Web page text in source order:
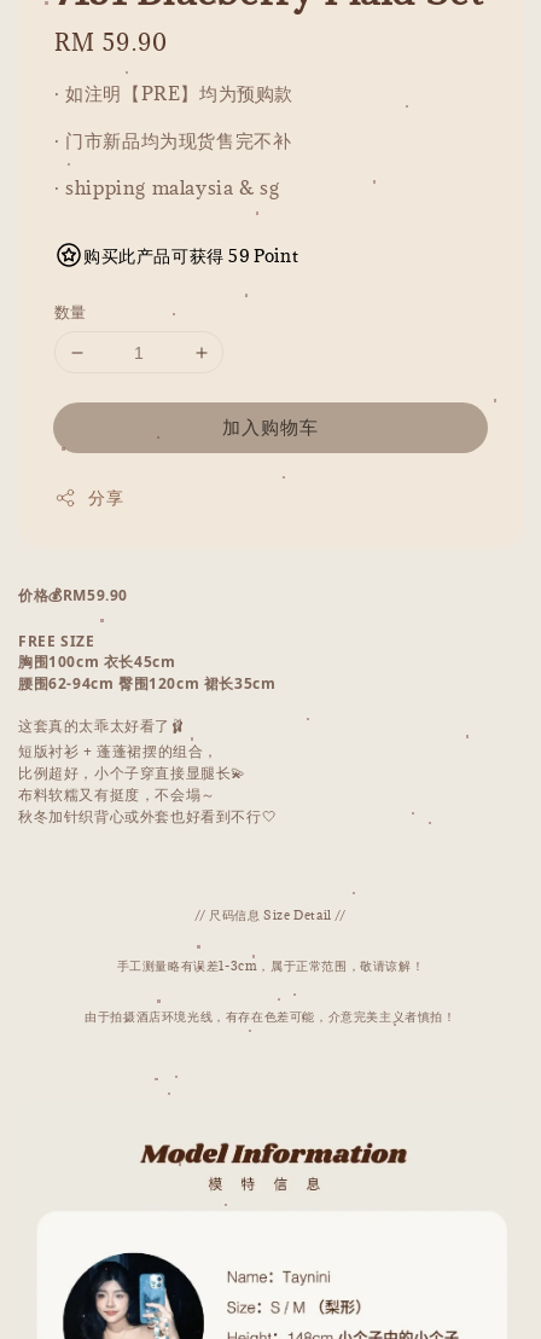
Regular
RM 59.90
· 如注明【PRE】均为预购款
· 门市新品均为现货售完不补
· shipping malaysia & sg
购买此产品可获得 59 Point
数量
加入购物车
分享
价格💰RM59.90
FREE SIZE
胸围100cm 衣长45cm
腰围62-94cm 臀围120cm 裙长35cm
这套真的太乖太好看了🩰
短版衬衫 + 蓬蓬裙摆的组合，
比例超好，小个子穿直接显腿长💫
布料软糯又有挺度，不会塌～
秋冬加针织背心或外套也好看到不行🤍
// 尺码信息 Size Detail //
手工测量略有误差1-3cm，属于正常范围，敬请谅解！
由于拍摄酒店环境光线，有存在色差可能，介意完美主义者慎拍！